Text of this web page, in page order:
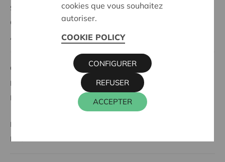
Soutien à la société
Codécider
À propos de Cera
Cera et
Le secteur associatif
L'entrepreneuriat coopératif
KBC Ancora
BRS
cookies que vous souhaitez
autoriser.
COOKIE POLICY
ACCEPTER
REFUSER
CONFIGURER